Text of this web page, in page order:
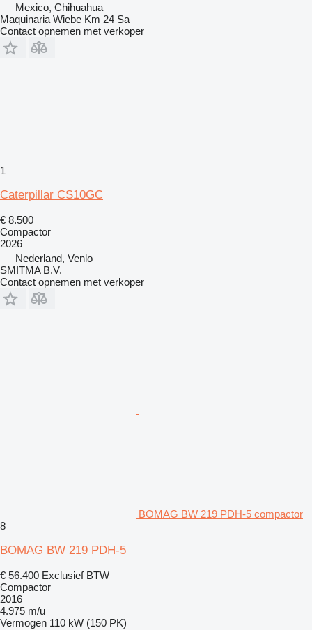
Mexico, Chihuahua
Maquinaria Wiebe Km 24 Sa
Contact opnemen met verkoper
1
Caterpillar CS10GC
€ 8.500
Compactor
2026
Nederland, Venlo
SMITMA B.V.
Contact opnemen met verkoper
BOMAG BW 219 PDH-5 compactor
8
BOMAG BW 219 PDH-5
€ 56.400 Exclusief BTW
Compactor
2016
4.975 m/u
Vermogen 110 kW (150 PK)